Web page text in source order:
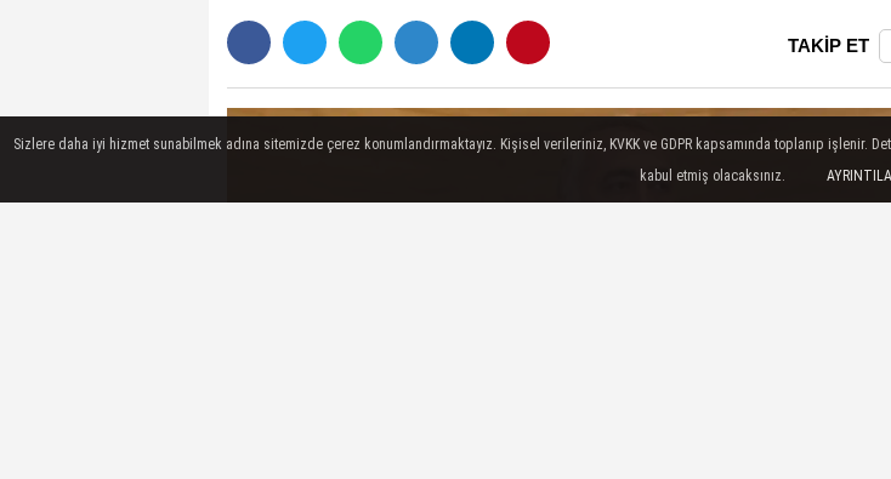
TAKİP ET
Sizlere daha iyi hizmet sunabilmek adına sitemizde çerez konumlandırmaktayız. Kişisel verileriniz, KVKK ve GDPR kapsamında toplanıp
kabul etmiş olacaksınız.